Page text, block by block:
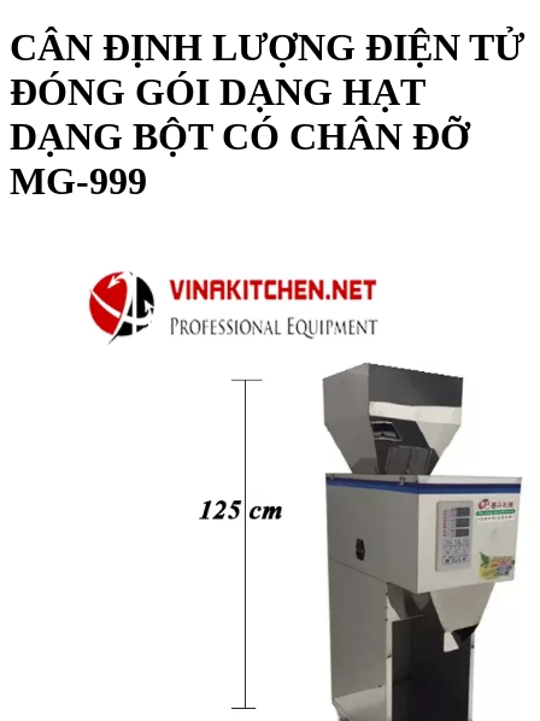
CÂN ĐỊNH LƯỢNG ĐIỆN TỬ
ĐÓNG GÓI DẠNG HẠT
DẠNG BỘT CÓ CHÂN ĐỠ
MG-999